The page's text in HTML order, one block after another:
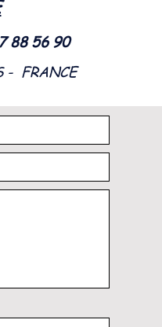
88 56 90
- FRANCE